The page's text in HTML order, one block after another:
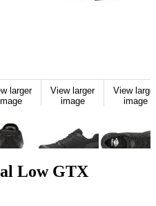
larger
View larger
image
View
image
Low GTX